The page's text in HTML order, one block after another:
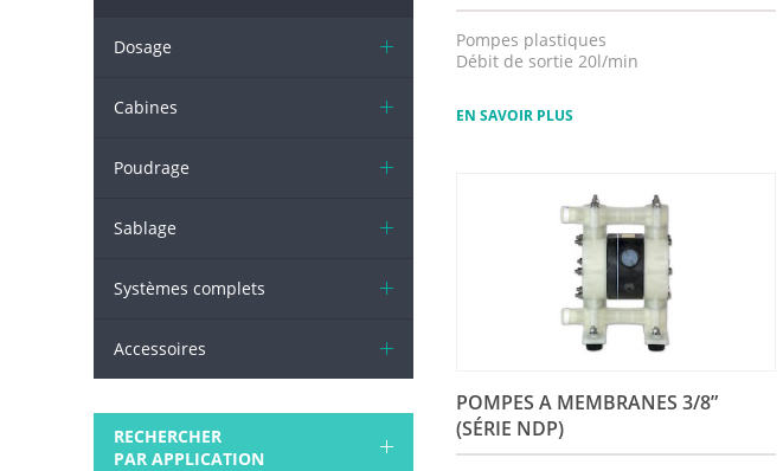
Dosage
Cabines
Poudrage
Sablage
Systèmes complets
Accessoires
RECHERCHER
PAR APPLICATION
Pompes plastiques
Débit de sortie 20l/min
EN SAVOIR PLUS
POMPES A MEMBRANES 3/8”
(SÉRIE NDP)